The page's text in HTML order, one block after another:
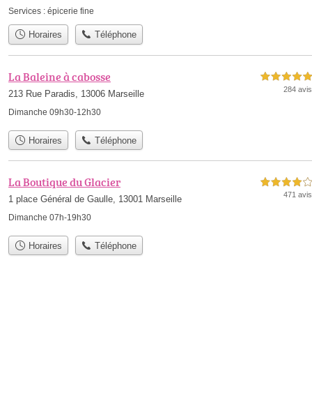
Services : épicerie fine
Horaires Téléphone
La Baleine à cabosse
213 Rue Paradis, 13006 Marseille
Dimanche 09h30-12h30
5,0 étoiles sur 5
284 avis
Horaires Téléphone
La Boutique du Glacier
1 place Général de Gaulle, 13001 Marseille
Dimanche 07h-19h30
4,0 étoiles sur 5
471 avis
Horaires Téléphone